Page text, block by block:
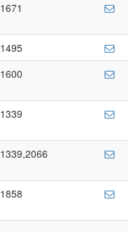
1671
1495
1600
1339
1339,2066
1858